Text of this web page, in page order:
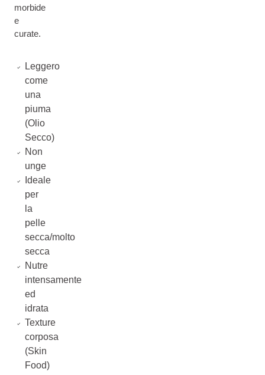
morbide
e
curate.
Leggero
come
una
piuma
(Olio
Secco)
Non
unge
Ideale
per
la
pelle
secca/molto
secca
Nutre
intensamente
ed
idrata
Texture
corposa
(Skin
Food)